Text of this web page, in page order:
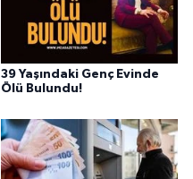
39 Yaşındaki Genç Evinde
Ölü Bulundu!